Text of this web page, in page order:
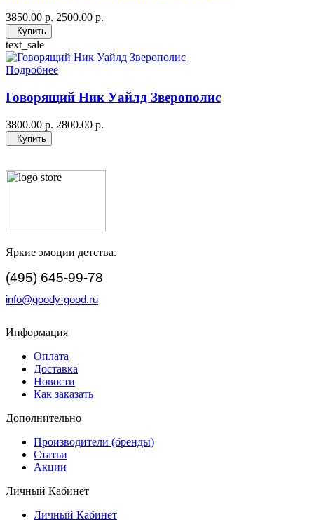
3850.00 р. 2500.00 р.
Купить
text_sale
Подробнее
Говорящий Ник Уайлд Зверополис
3800.00 р. 2800.00 р.
Купить
Яркие эмоции детства.
(495) 645-99-78
info@goody-good.ru
Информация
Оплата
Доставка
Новости
Как заказать
Дополнительно
Производители (бренды)
Статьи
Акции
Личный Кабинет
Личный Кабинет